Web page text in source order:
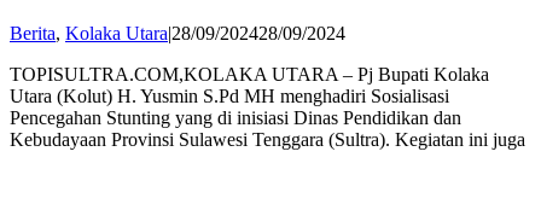
Berita, Kolaka Utara|28/09/202428/09/2024by
Hatta
TOPISULTRA.COM,KOLAKA UTARA – Pj Bupati Kolaka
Utara (Kolut) H. Yusmin S.Pd MH menghadiri Sosialisasi
Pencegahan Stunting yang di inisiasi Dinas Pendidikan dan
Kebudayaan Provinsi Sulawesi Tenggara (Sultra). Kegiatan ini juga